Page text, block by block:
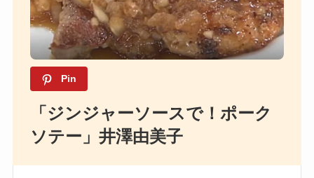
Pin
「ジンジャーソースで！ポーク
ソテー」井澤由美子